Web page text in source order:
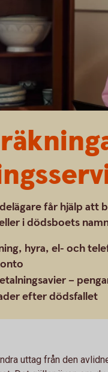
får hjälp att
i dödsboets
hyra, el- och
–
efter dödsfallet
uttag från den